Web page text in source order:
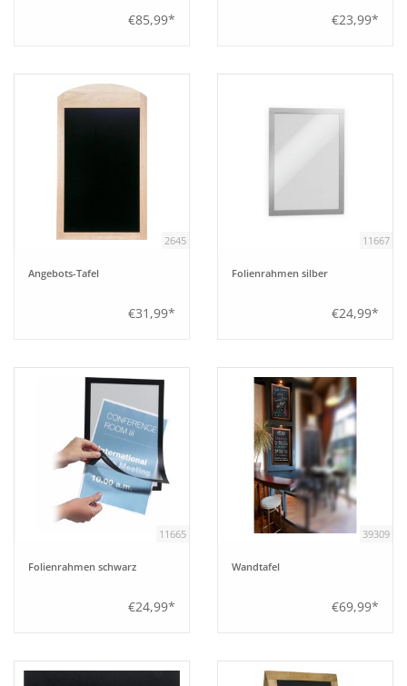
€85,99* €23,99*
2645
Angebots-Tafel
€31,99*
11667
Folienrahmen silber
€24,99*
11665
Folienrahmen schwarz
€24,99*
39309
Wandtafel
€69,99*